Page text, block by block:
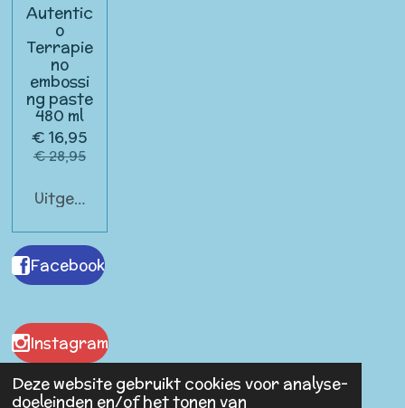
Deze website gebruikt cookies voor analyse-
doeleinden en/of het tonen van
Autentic
o
Terrapie
no
embossi
ng paste
480 ml
€ 16,95
€ 28,95
Uitgeschakeld
Facebook
Instagram